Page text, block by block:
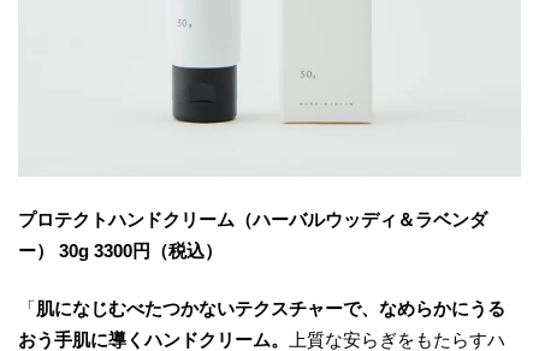
プロテクトハンドクリーム（ハーバルウッディ＆ラベンダ
ー） 30g 3300円（税込）
「肌になじむべたつかないテクスチャーで、なめらかにうる
おう手肌に導くハンドクリーム。
上質な安らぎをもたらすハ